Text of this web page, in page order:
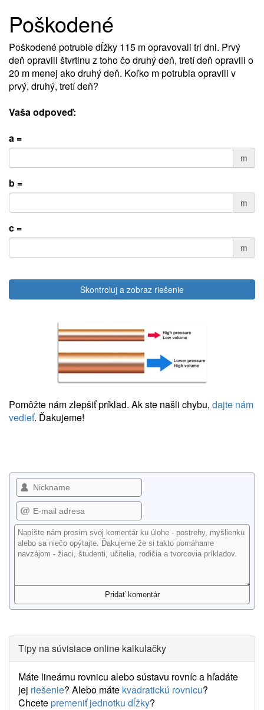
Poškodené
Poškodené potrubie dĺžky 115 m opravovali tri dni. Prvý
deň opravili štvrtinu z toho čo druhý deň, tretí deň opravili o
20 m menej ako druhý deň. Koľko m potrubia opravili v
prvý, druhý, tretí deň?
Vaša odpoveď:
a =
m
b =
m
c =
m
Skontroluj a zobraz riešenie
Pomôžte nám zlepšiť príklad. Ak ste našli chybu, dajte nám
vedieť. Ďakujeme!
Tipy na súvisiace online kalkulačky
Máte lineárnu rovnicu alebo sústavu rovníc a hľadáte
jej riešenie? Alebo máte kvadratickú rovnicu?
Chcetepremeniť jednotku dĺžky?